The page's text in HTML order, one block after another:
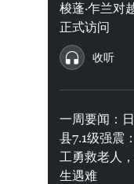
梭蓬·乍兰对
正式访问
收听
一周要闻：
县7.1级强震
工勇救老人
生遇难